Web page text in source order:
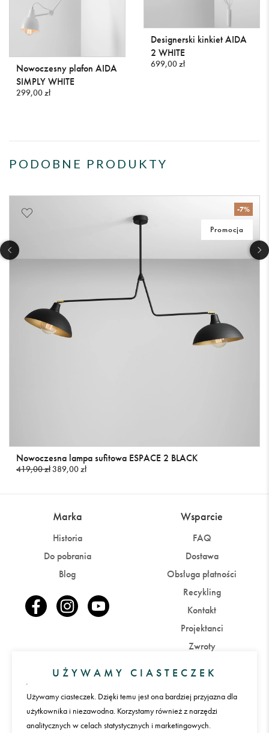
Nowoczesny plafon AIDA
SIMPLY WHITE
299,00 zł
Designerski kinkiet AIDA
2 WHITE
699,00 zł
PODOBNE PRODUKTY
-7%
Promocja
Nowoczesna lampa sufitowa ESPACE 2 BLACK
419,00 zł389,00 zł
Marka
Historia
Do pobrania
Blog
Wsparcie
FAQ
Dostawa
Obsługa płatności
Recykling
Kontakt
Projektanci
Zwroty
Zaloguj się Załóż konto
UŻYWAMY CIASTECZEK
Używamy ciasteczek. Dzięki temu jest ona bardziej przyjazna dla
użytkownika i niezawodna. Korzystamy również z narzędzi
analitycznych w celach statystycznych i marketingowych.